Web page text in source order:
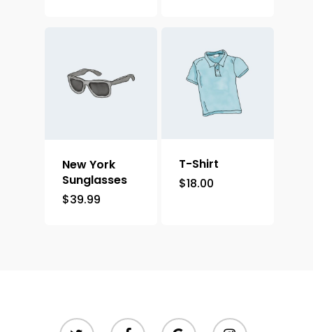
New York
Sunglasses
$39.99
T-Shirt
$18.00